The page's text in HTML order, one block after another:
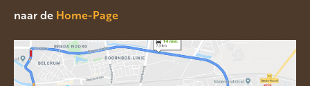
naar de Home-Page